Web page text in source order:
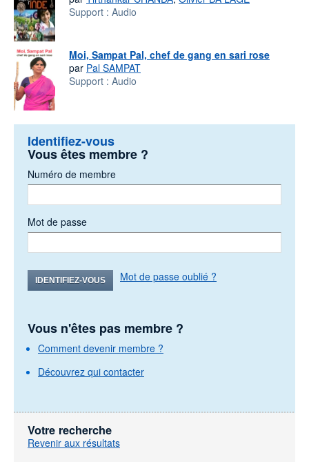
Support : Audio
Moi, Sampat Pal, chef de gang en sari rose
par Pal SAMPAT
Support : Audio
Identifiez-vous
Vous êtes membre ?
Numéro de membre
Mot de passe
IDENTIFIEZ-VOUS Mot de passe oublié ?
Vous n'êtes pas membre ?
Comment devenir membre ?
Découvrez qui contacter
Votre recherche
Revenir aux résultats